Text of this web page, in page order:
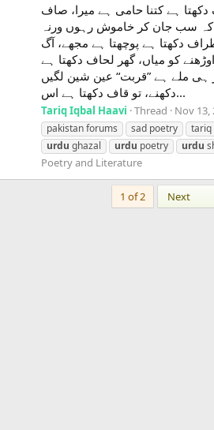
دکھتا ہے کتنا حامی ہے میرا، صاف
کہ سب جان کر خاموش رہوں ورنہ
دکھتا ہے پوچھتا ہے مجھے، آگ
کو میاں، گھر لحاف دکھتا ہے
ہی ملے ہے ”قربت“ عین شین لگیں
دکھنے، تو قاف دکھتا ہے اس...
Tariq Iqbal Haavi Thread Nov 13,
pakistan forums
sad poetry tariq
urdu ghazal urdu poetry urdu
Poetry and Literature
1 of 2 Next